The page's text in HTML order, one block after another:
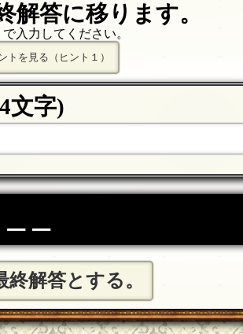
解答に移ります。
で入力してください。
トを見る（ヒント１）
文字)
解答とする。